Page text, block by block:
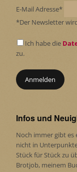
E-Mail Adresse*
*Der Newsletter
Ich habe die
zu.
Infos und
Noch immer gibt es
nicht in
Stück für Stück zu
Brotjob, meinem